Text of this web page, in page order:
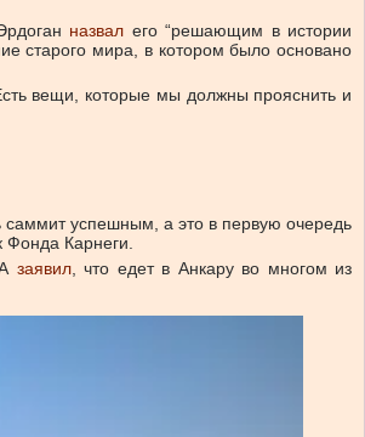
назвал его “решающим в истории
старого мира, в котором было основано
вещи, которые мы должны прояснить и
успешным, а это в первую очередь
Фонда Карнеги.
заявил, что едет в Анкару во многом из